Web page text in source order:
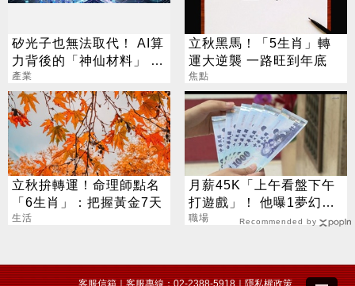
矽光子也無法取代！ AI算
力背後的「神仙材料」 這
幾家默默爆賺
產業
立秋黑馬！「5生肖」轉
運大逆襲 一路旺到年底
焦點
立秋拚轉運！命理師點名
「6生肖」：把握黃金7天
生活
月薪45K「上午看盤下午
打遊戲」！ 他曝1夢幻職
業 網嘆：比保全爽
職場 Recommended by
客服信箱｜客服專線：02-2388-5918｜隱私權政策